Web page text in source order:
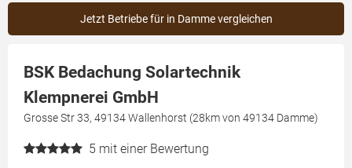
Jetzt Betriebe für in Damme vergleichen
BSK Bedachung Solartechnik
Klempnerei GmbH
Grosse Str 33, 49134 Wallenhorst (28km von 49134 Damme)
5 mit einer Bewertung